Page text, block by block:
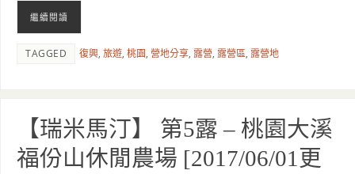
繼續閱讀
TAGGED 復興,旅遊,桃園,營地分享, 露營, 露營區, 露營地
【瑞米馬汀】 第5露 – 桃園大溪
福份山休閒農場 [2017/06/01更